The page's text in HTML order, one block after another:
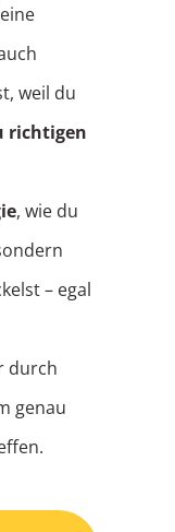
weil du
richtigen
, wie du
– egal
durch
genau